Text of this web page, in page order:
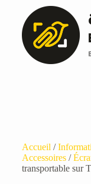
Accueil /
Accessoires/
transportable sur